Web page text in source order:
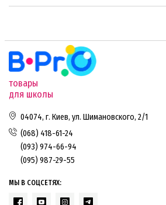
товары
для школы
04074, г. Киев, ул. Шимановского, 2/1
(068) 418-61-24
(093) 974-66-94
(095) 987-29-55
МЫ В СОЦСЕТЯХ: